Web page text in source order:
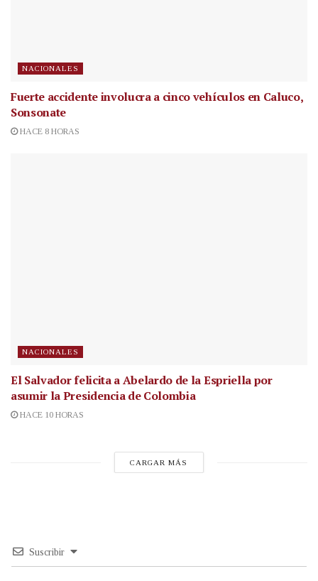
NACIONALES
Fuerte accidente involucra a cinco vehículos en Caluco,
Sonsonate
HACE 8 HORAS
NACIONALES
El Salvador felicita a Abelardo de la Espriella por
asumir la Presidencia de Colombia
HACE 10 HORAS
CARGAR MÁS
Suscribir